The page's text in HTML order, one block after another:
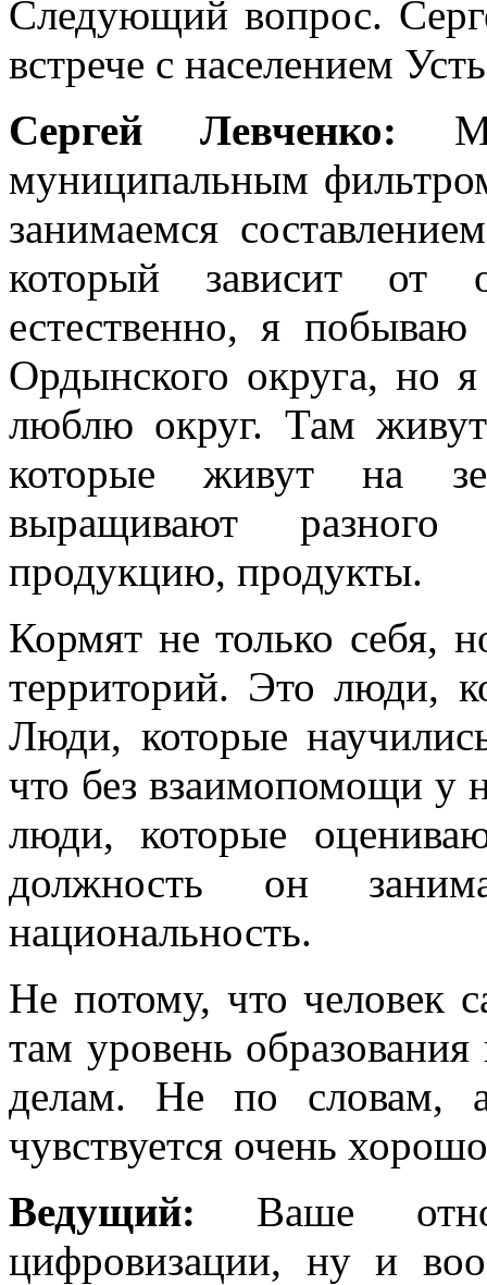
Следующий вопрос.
встрече с населением
Сергей Левченко:
муниципальным
занимаемся
который зависит от
естественно, я
Ордынского округа, но
люблю округ. Там
которые живут на
выращивают разного
продукцию, продукты.
Кормят не только себя,
территорий. Это люди,
Люди, которые
что без взаимопомощи у
люди, которые
должность он
национальность.
Не потому, что человек
там уровень
делам. Не по словам,
чувствуется очень
Ведущий: Ваше
цифровизации, ну и